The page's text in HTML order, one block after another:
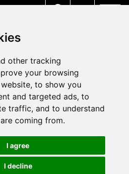
other tracking
your browsing
to show you
and targeted ads, to
traffic, and to understand
coming from.
I agree
I decline